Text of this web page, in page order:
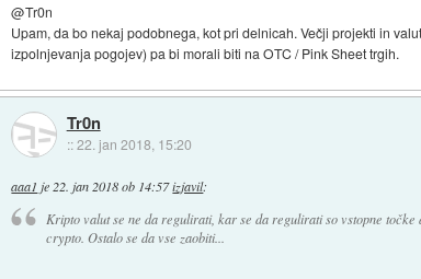
@Tr0n
Upam, da bo nekaj podobnega, kot pri delnicah. Večji projekti in
izpolnjevanja pogojev) pa bi morali biti na OTC / Pink Sheet trgih.
Tr0n
::22. jan 2018, 15:20
aaa1 je 22. jan 2018 ob 14:57izjavil:
Kripto valut se ne da regulirati, kar se da regulirati so vstopne
crypto. Ostalo se da vse zaobiti...